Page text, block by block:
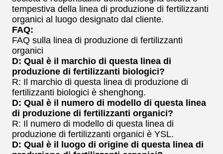
tempestiva della linea di produzione di fertilizzanti
organici al luogo designato dal cliente.
FAQ:
FAQ sulla linea di produzione di fertilizzanti
organici
D: Qual è il marchio di questa linea di
produzione di fertilizzanti biologici?
R: Il marchio di questa linea di produzione di
fertilizzanti biologici è shenghong.
D: Qual è il numero di modello di questa linea
di produzione di fertilizzanti organici?
R: Il numero di modello di questa linea di
produzione di fertilizzanti organici è YSL.
D: Qual è il luogo di origine di questa linea di